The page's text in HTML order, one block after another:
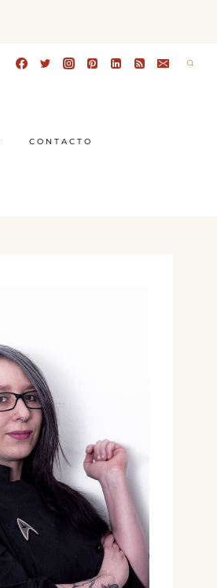
CONTACTO